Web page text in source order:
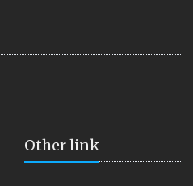
Other link